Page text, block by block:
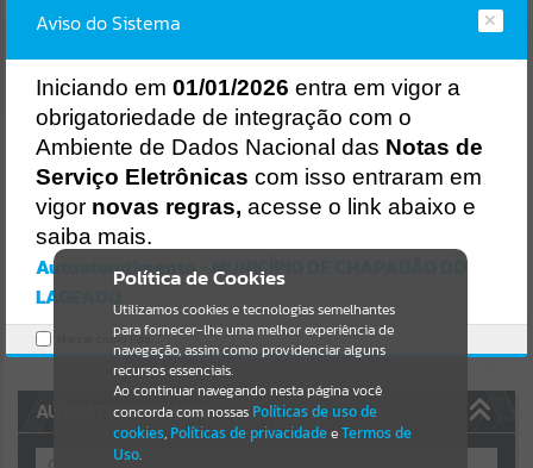
PORTAL DO
SERVIDOR
Resultados para""
Portais
Por favor, aguarde...
NOTÍCIAS
Por favor, aguarde...
AUTOATENDIMENTO
Política de Cookies
Utilizamos cookies e tecnologias semelhantes
para fornecer-lhe uma melhor experiência de
navegação, assim como providenciar alguns
recursos essenciais.
Ao continuar navegando nesta página você
concorda com nossas Políticas de uso de
cookies, Políticas de privacidadeeTermos de
Uso.
Aviso do Sistema
Iniciando em 01/01/2026 entra em vigor a
obrigatoriedade de integração com o
Ambiente de Dados Nacional das Notas de
Serviço Eletrônicas com isso entraram em
vigor novas regras, acesse o link abaixo e
saiba mais.
Autoatendimento - MUNICÍPIO DE CHAPADÃO DO
LAGEADO
Marcar como lido.
SISTEMA
Gerenciamento do Sistema
CÓDIGO DA MENSAGEM:EST-000040
Ocorreu um erro de script:
Uncaught SyntaxError: Unexpected token '('
https://chapadaodolageado.atende.net/cidadao/pagina/static/bundl
e/wpo_index_2_base_l2_portal_editores_sync_5d7eccd060ca92331
6fa1d5a6ac70ebc.js?v=72c3955a:47
Verificar Mais Detalhes